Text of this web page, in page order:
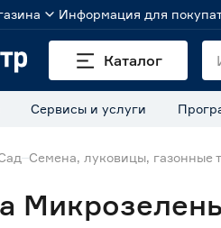
Информация для
Каталог
Сервисы и услуги
Семена, луковицы, газонные